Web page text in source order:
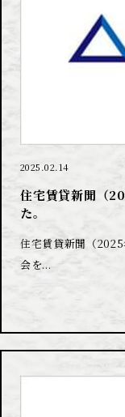
2025.02.14
住宅賃貸新聞（
た。
住宅賃貸新聞（
会を...